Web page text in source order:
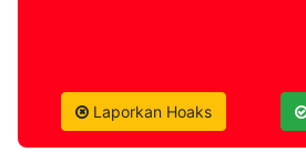
Laporkan Hoaks